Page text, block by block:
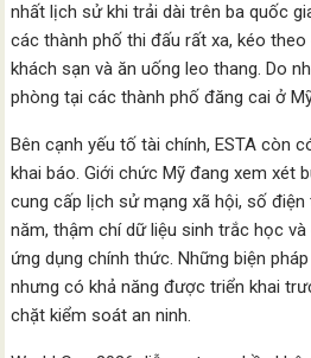
nhất lịch sử khi trải dài trên ba quốc
các thành phố thi đấu rất xa, kéo
khách sạn và ăn uống leo thang. Do
phòng tại các thành phố đăng cai ở
Bên cạnh yếu tố tài chính, ESTA còn
khai báo. Giới chức Mỹ đang xem xét
cung cấp lịch sử mạng xã hội, số
năm, thậm chí dữ liệu sinh trắc học
ứng dụng chính thức. Những biện
nhưng có khả năng được triển khai
chặt kiểm soát an ninh.